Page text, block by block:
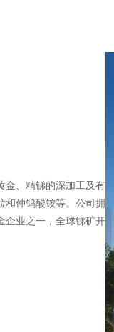
金、精锑的深加工及有
和仲钨酸铵等。公司拥
企业之一，全球锑矿开